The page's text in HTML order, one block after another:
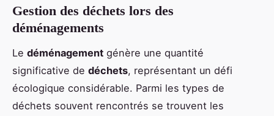
Gestion des déchets lors des
déménagements
Le déménagement génère une quantité
significative de déchets, représentant un défi
écologique considérable. Parmi les types de
déchets souvent rencontrés se trouvent les